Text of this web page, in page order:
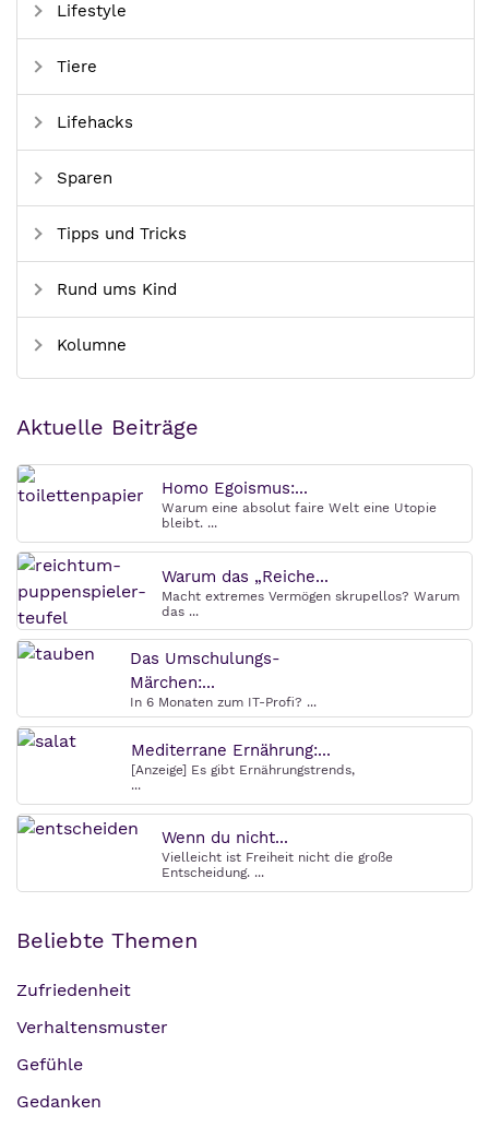
Lifestyle
Tiere
Lifehacks
Sparen
Tipps und Tricks
Rund ums Kind
Kolumne
Aktuelle Beiträge
Homo Egoismus:...
Warum eine absolut faire Welt eine Utopie
bleibt. ...
Warum das „Reiche...
Macht extremes Vermögen skrupellos? Warum
das ...
Das Umschulungs-
Märchen:...
In 6 Monaten zum IT-Profi? ...
Mediterrane Ernährung:...
[Anzeige] Es gibt Ernährungstrends,
...
Wenn du nicht...
Vielleicht ist Freiheit nicht die große
Entscheidung. ...
Beliebte Themen
Zufriedenheit
Verhaltensmuster
Gefühle
Gedanken